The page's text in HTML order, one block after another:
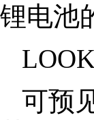
锂电池
可预